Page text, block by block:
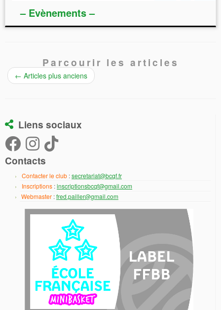
– Evènements –
Parcourir les articles
← Articles plus anciens
Liens sociaux
Contacts
Contacter le club :secretariat@bcqf.fr
Inscriptions :inscriptionsbcqf@gmail.com
Webmaster :fred.pailler@gmail.com